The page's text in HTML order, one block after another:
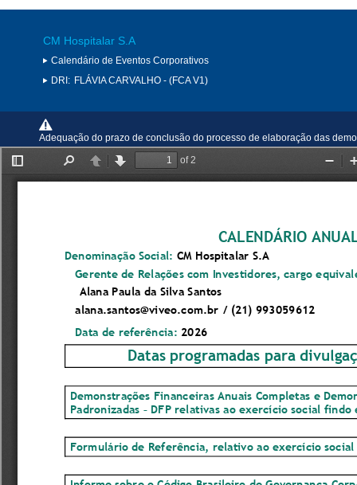
CM Hospitalar S.A
Calendário de Eventos Corporativos
DRI: FLÁVIA CARVALHO - (FCA V1)
Adequação do prazo de conclusão do processo de elaboração das